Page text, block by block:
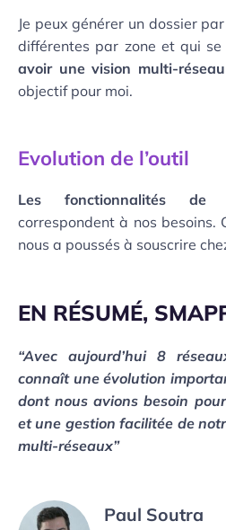
Je peux générer un dossier
différentes par zone et qui se
avoir une vision multi-réseau
objectif pour moi.
Evolution de l’outil
Les fonctionnalités de
correspondent à nos besoins.
nous a poussés à souscrire
EN RÉSUMÉ,
“Avec aujourd’hui 8
connaît une évolution
dont nous avions besoin
et une gestion facilitée de
multi-réseaux”
Paul Soutra